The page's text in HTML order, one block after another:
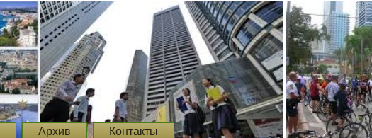
Архив Контакты